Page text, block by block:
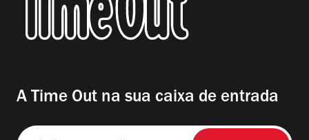
A Time Out na sua caixa de entrada
Insira